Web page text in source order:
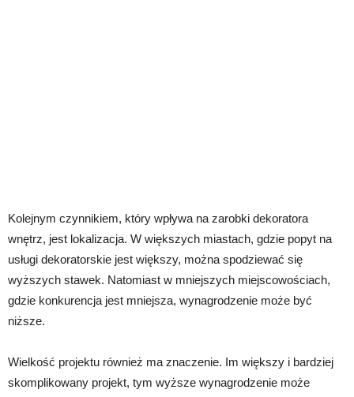
Kolejnym czynnikiem, który wpływa na zarobki dekoratora
wnętrz, jest lokalizacja. W większych miastach, gdzie popyt na
usługi dekoratorskie jest większy, można spodziewać się
wyższych stawek. Natomiast w mniejszych miejscowościach,
gdzie konkurencja jest mniejsza, wynagrodzenie może być
niższe.
Wielkość projektu również ma znaczenie. Im większy i bardziej
skomplikowany projekt, tym wyższe wynagrodzenie może